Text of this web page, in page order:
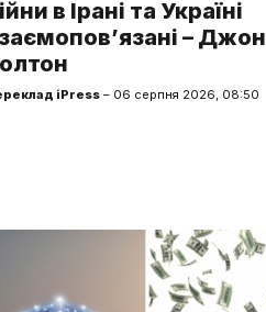
в Ірані та Україні
– Джон
iPress – 06 серпня 2026, 08:50